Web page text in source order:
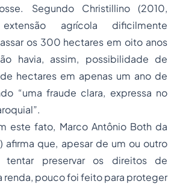
Segundo Christillino (2010,
agrícola dificilmente
os 300 hectares em oito anos
havia, assim, possibilidade de
hectares em apenas um ano de
“uma fraude clara, expressa no
este fato, Marco Antônio Both da
afirma que, apesar de um ou outro
tentar preservar os direitos de
renda, pouco foi feito para proteger